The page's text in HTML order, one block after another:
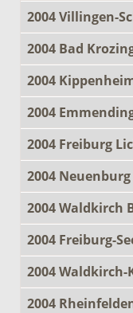
2004 Villingen-
2004 Bad
2004
2004
2004 Freiburg
2004
2004 Waldkirch
2004 Freiburg-
2004
2004